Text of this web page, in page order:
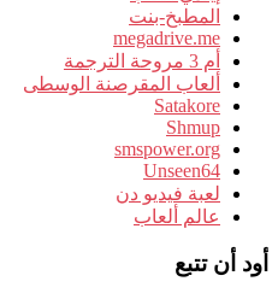
المطبخ-بنت
megadrive.me
أم 3 مروحة الترجمة
ألعاب المقرصنة الوسطى
Satakore
Shmup
smspower.org
Unseen64
لعبة فيديو دن
عالم ألعاب
أود أن تتبع